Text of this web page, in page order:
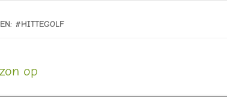
#HITTEGOLF
op